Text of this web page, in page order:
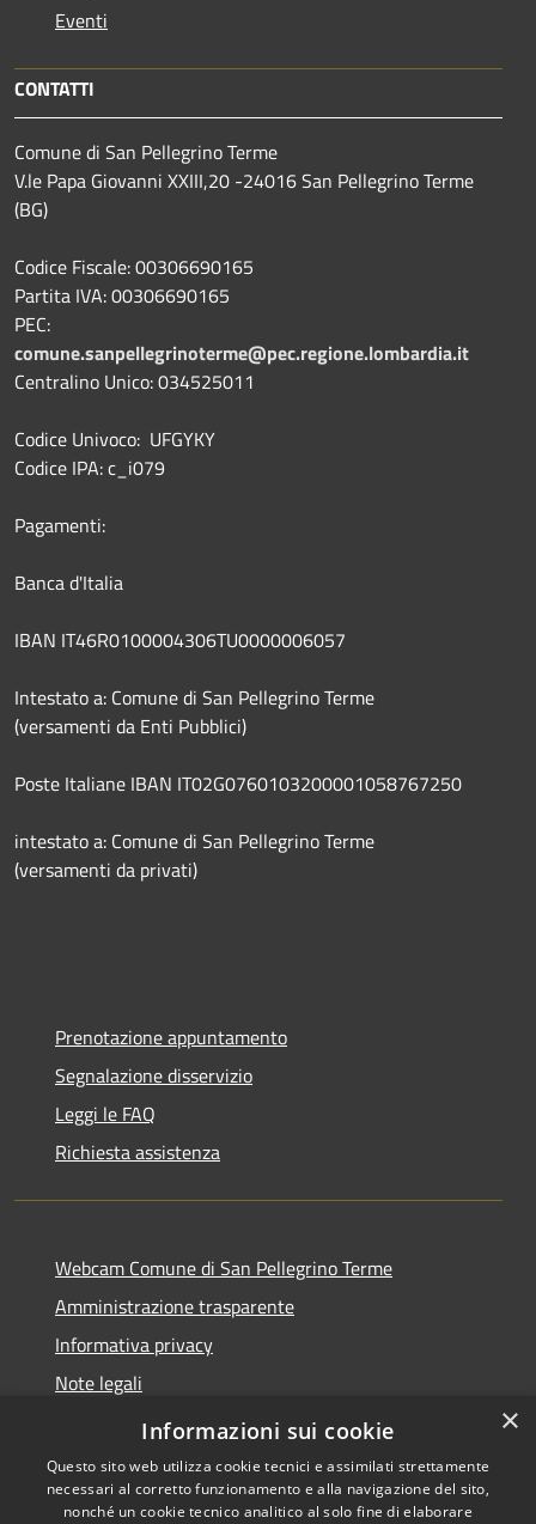
Eventi
CONTATTI
Comune di San Pellegrino Terme
V.le Papa Giovanni XXIII,20 -24016 San Pellegrino Terme
(BG)
Codice Fiscale: 00306690165
Partita IVA: 00306690165
PEC:
comune.sanpellegrinoterme@pec.regione.lombardia.it
Centralino Unico: 034525011
Codice Univoco: UFGYKY
Codice IPA: c_i079
Pagamenti:
Banca d'Italia
IBAN IT46R0100004306TU0000006057
Intestato a: Comune di San Pellegrino Terme
(versamenti da Enti Pubblici)
Poste Italiane IBAN IT02G0760103200001058767250
intestato a: Comune di San Pellegrino Terme
(versamenti da privati)
Prenotazione appuntamento
Segnalazione disservizio
Leggi le FAQ
Richiesta assistenza
Webcam Comune di San Pellegrino Terme
Amministrazione trasparente
Informativa privacy
Note legali
Dichiarazione di accessibilità
×
Informazioni sui cookie
Questo sito web utilizza cookie tecnici e assimilati strettamente
necessari al corretto funzionamento e alla navigazione del sito,
nonché un cookie tecnico analitico al solo fine di elaborare